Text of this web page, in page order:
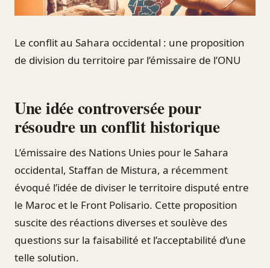
Le conflit au Sahara occidental : une proposition
de division du territoire par l’émissaire de l’ONU
Une idée controversée pour
résoudre un conflit historique
L’émissaire des Nations Unies pour le Sahara
occidental, Staffan de Mistura, a récemment
évoqué l’idée de diviser le territoire disputé entre
le Maroc et le Front Polisario. Cette proposition
suscite des réactions diverses et soulève des
questions sur la faisabilité et l’acceptabilité d’une
telle solution.